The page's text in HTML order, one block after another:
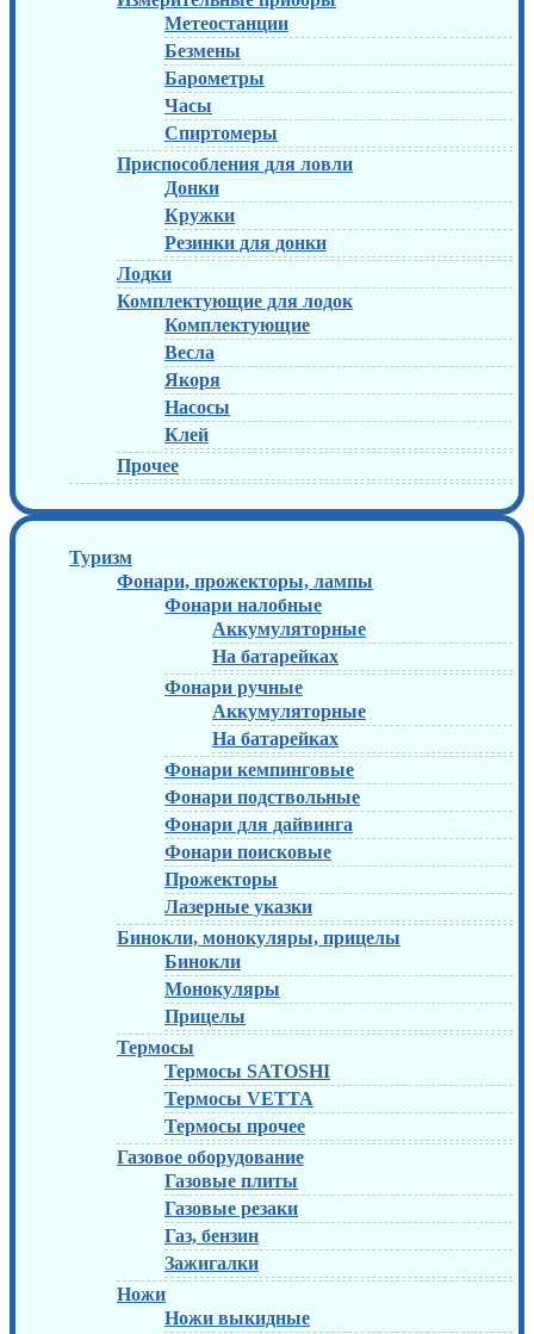
Метеостанции
Безмены
Барометры
Часы
Спиртомеры
Приспособления для ловли
Донки
Кружки
Резинки для донки
Лодки
Комплектующие для лодок
Комплектующие
Весла
Якоря
Насосы
Клей
Прочее
Туризм
Фонари, прожекторы, лампы
Фонари налобные
Аккумуляторные
На батарейках
Фонари ручные
Аккумуляторные
На батарейках
Фонари кемпинговые
Фонари подствольные
Фонари для дайвинга
Фонари поисковые
Прожекторы
Лазерные указки
Бинокли, монокуляры, прицелы
Бинокли
Монокуляры
Прицелы
Термосы
Термосы SATOSHI
Термосы VETTA
Термосы прочее
Газовое оборудование
Газовые плиты
Газовые резаки
Газ, бензин
Зажигалки
Ножи
Ножи выкидные